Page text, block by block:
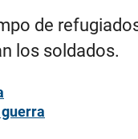
de
los soldados.